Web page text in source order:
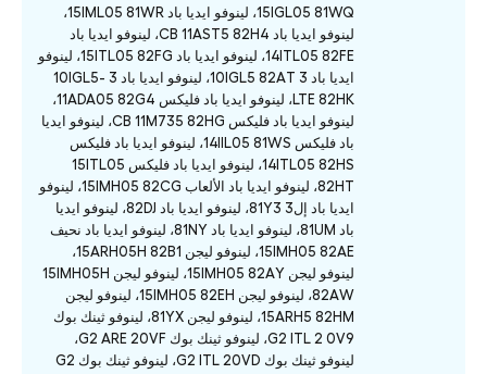
15IGL05 81WQ، لينوفو ايديا باد 15IML05 81WR،
لينوفو ايديا باد CB 11AST5 82H4، لينوفو ايديا باد
14ITL05 82FE، لينوفو ايديا باد 15ITL05 82FG، لينوفو
ايديا باد 3 10IGL5 82AT، لينوفو ايديا باد 3 10IGL5-
LTE 82HK، لينوفو ايديا باد فليكس 11ADA05 82G4،
لينوفو ايديا باد فليكس CB 11M735 82HG، لينوفو ايديا
باد فليكس 14IIL05 81WS، لينوفو ايديا باد فليكس
14ITL05 82HS، لينوفو ايديا باد فليكس 15ITL05
82HT، لينوفو ايديا باد الألعاب 15IMH05 82CG، لينوفو
ايديا باد إل3 81Y3، لينوفو ايديا باد 82DJ، لينوفو ايديا
باد 81UM، لينوفو ايديا باد 81NY، لينوفو ايديا باد نحيف
15IMH05 82AE، لينوفو ليجن 15ARH05H 82B1،
لينوفو ليجن 15IMH05 82AY، لينوفو ليجن 15IMH05H
82AW، لينوفو ليجن 15IMH05 82EH، لينوفو ليجن
15ARH5 82HM، لينوفو ليجن 81YX، لينوفو ثينك بوك
G2 ITL 2 0V9، لينوفو ثينك بوك G2 ARE 20VF،
لينوفو ثينك بوك G2 ITL 20VD، لينوفو ثينك بوك G2